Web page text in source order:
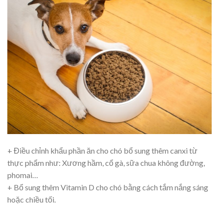
+ Điều chỉnh khẩu phần ăn cho chó bổ sung thêm canxi từ
thực phẩm như: Xương hầm, cổ gà, sữa chua không đường,
phomai…
+ Bổ sung thêm Vitamin D cho chó bằng cách tắm nắng sáng
hoặc chiều tối.